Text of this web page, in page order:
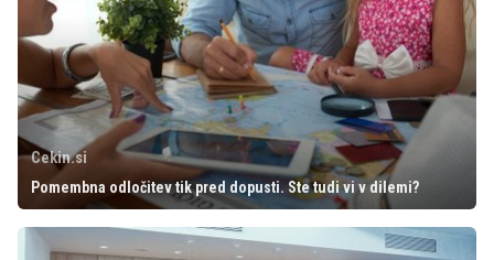
Cekin.si
Pomembna odločitev tik pred dopusti. Ste tudi vi v dilemi?